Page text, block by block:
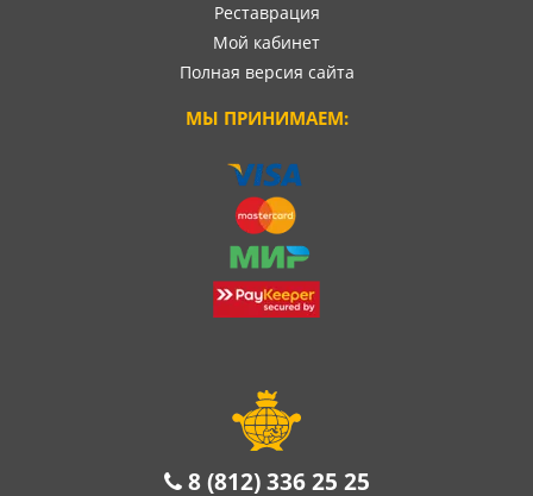
Реставрация
Мой кабинет
Полная версия сайта
МЫ ПРИНИМАЕМ:
8 (812) 336 25 25